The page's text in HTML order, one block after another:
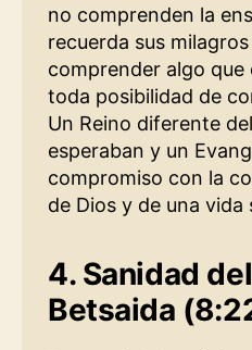
no comprenden la
recuerda sus
comprender algo que
toda posibilidad de
Un Reino diferente
esperaban y un
compromiso con la
de Dios y de una vida
4. Sanidad
Betsaida